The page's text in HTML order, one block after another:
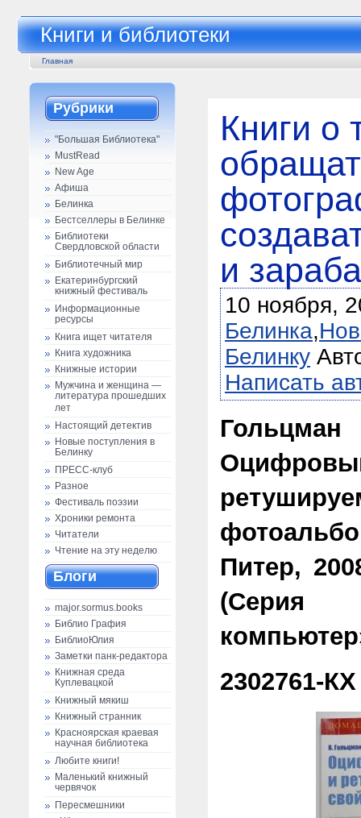
Книги и библиотеки
Главная
Рубрики
"Большая Библиотека"
MustRead
New Age
Афиша
Белинка
Бестселлеры в Белинке
Библиотеки
Свердловской области
Библиотечный мир
Екатеринбургский
книжный фестиваль
Информационные
ресурсы
Книга ищет читателя
Книга художника
Книжные истории
Мужчина и женщина —
литература прошедших
лет
Настоящий детектив
Новые поступления в
Белинку
ПРЕСС-клуб
Разное
Фестиваль поэзии
Хроники ремонта
Читатели
Чтение на эту неделю
Блоги
major.sormus.books
Библио Графия
БиблиоЮлия
Заметки панк-редактора
Книжная среда
Куплевацкой
Книжный мякиш
Книжный странник
Красноярская краевая
научная библиотека
Любите книги!
Маленький книжный
червячок
Пересмешники
Книги о
и
10 ноября,
Белинка,
Белинку
Написать
Питер,
(Серия
2302761-КХ